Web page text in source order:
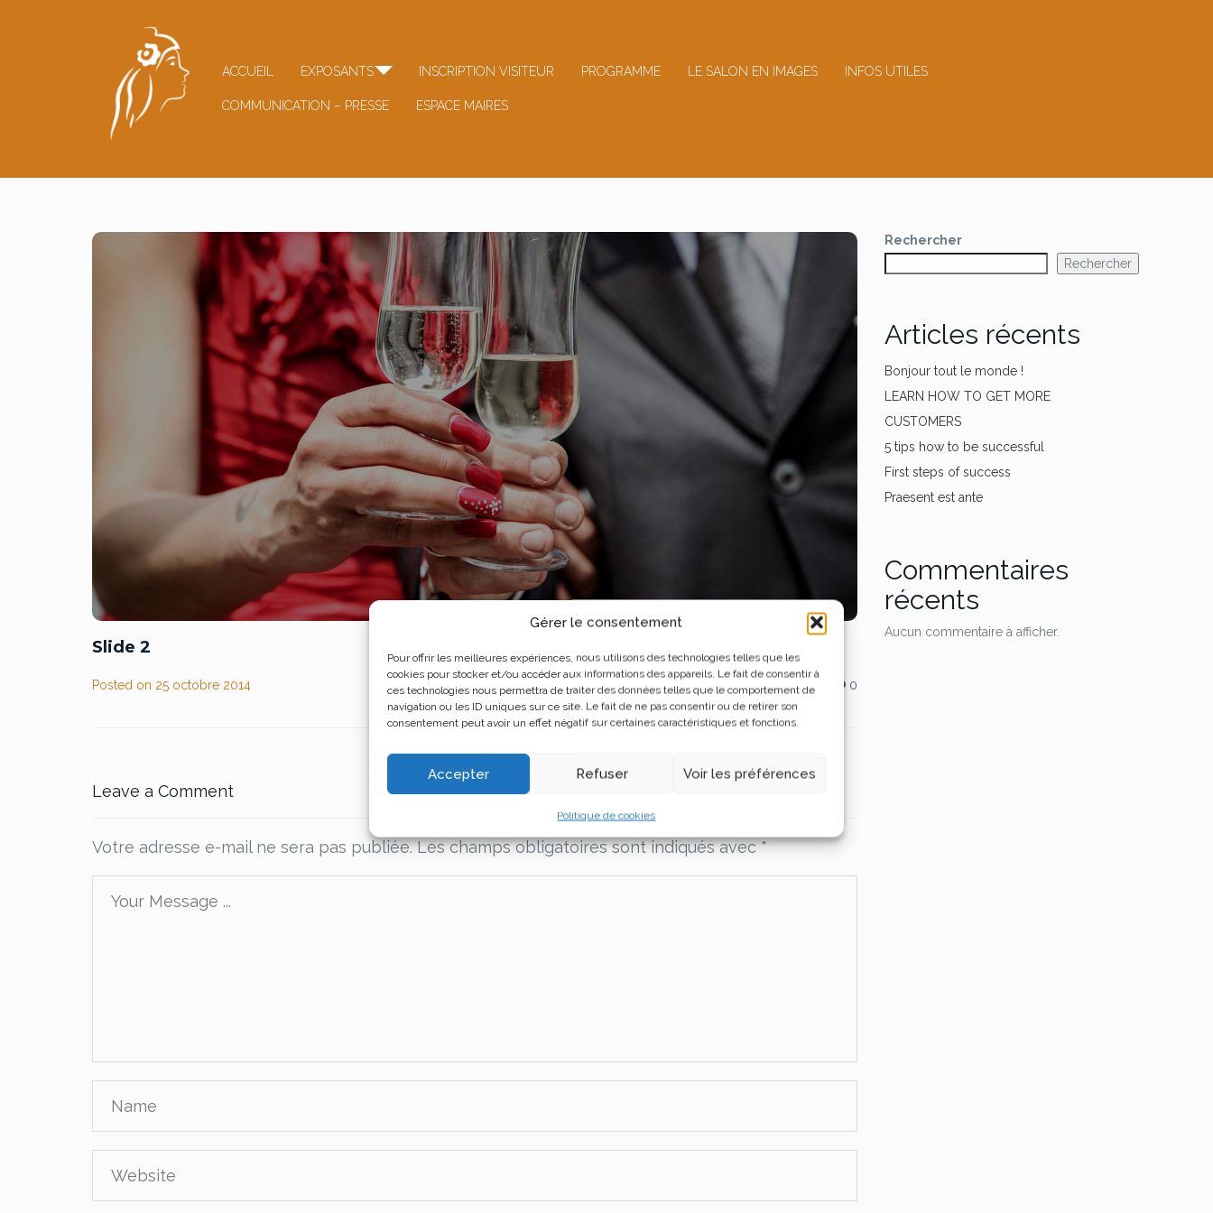
Gérer le consentement
Pour offrir les meilleures expériences, nous utilisons des technologies telles que les
cookies pour stocker et/ou accéder aux informations des appareils. Le fait de consentir à
ces technologies nous permettra de traiter des données telles que le comportement de
navigation ou les ID uniques sur ce site. Le fait de ne pas consentir ou de retirer son
consentement peut avoir un effet négatif sur certaines caractéristiques et fonctions.
Accepter Refuser Voir les préférences
Politique de cookies
ACCUEIL EXPOSANTS INSCRIPTION VISITEUR PROGRAMME LE SALON EN IMAGES INFOS UTILES
COMMUNICATION – PRESSE ESPACE MAIRES
Slide 2
Posted on 25 octobre 2014 0
Leave a Comment
Votre adresse e-mail ne sera pas publiée. Les champs obligatoires sont indiqués avec*
Rechercher
Rechercher
Articles récents
Bonjour tout le monde !
LEARN HOW TO GET MORE
CUSTOMERS
5 tips how to be successful
First steps of success
Praesent est ante
Commentaires
récents
Aucun commentaire à afficher.